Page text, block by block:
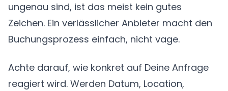
ungenau sind, ist das meist kein gutes
Zeichen. Ein verlässlicher Anbieter macht den
Buchungsprozess einfach, nicht vage.
Achte darauf, wie konkret auf Deine Anfrage
reagiert wird. Werden Datum, Location,